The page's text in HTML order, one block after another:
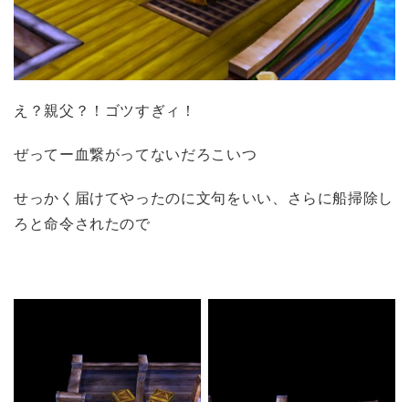
え？親父？！ゴツすぎィ！
ぜってー血繋がってないだろこいつ
せっかく届けてやったのに文句をいい、さらに船掃除し
ろと命令されたので